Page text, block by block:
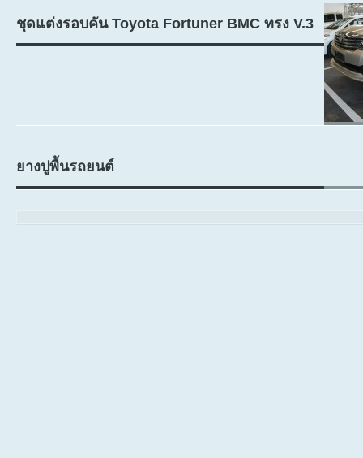
ชุดแต่งรอบคัน Toyota Fortuner BMC ทรง V.3
ยางปูพื้นรถยนต์